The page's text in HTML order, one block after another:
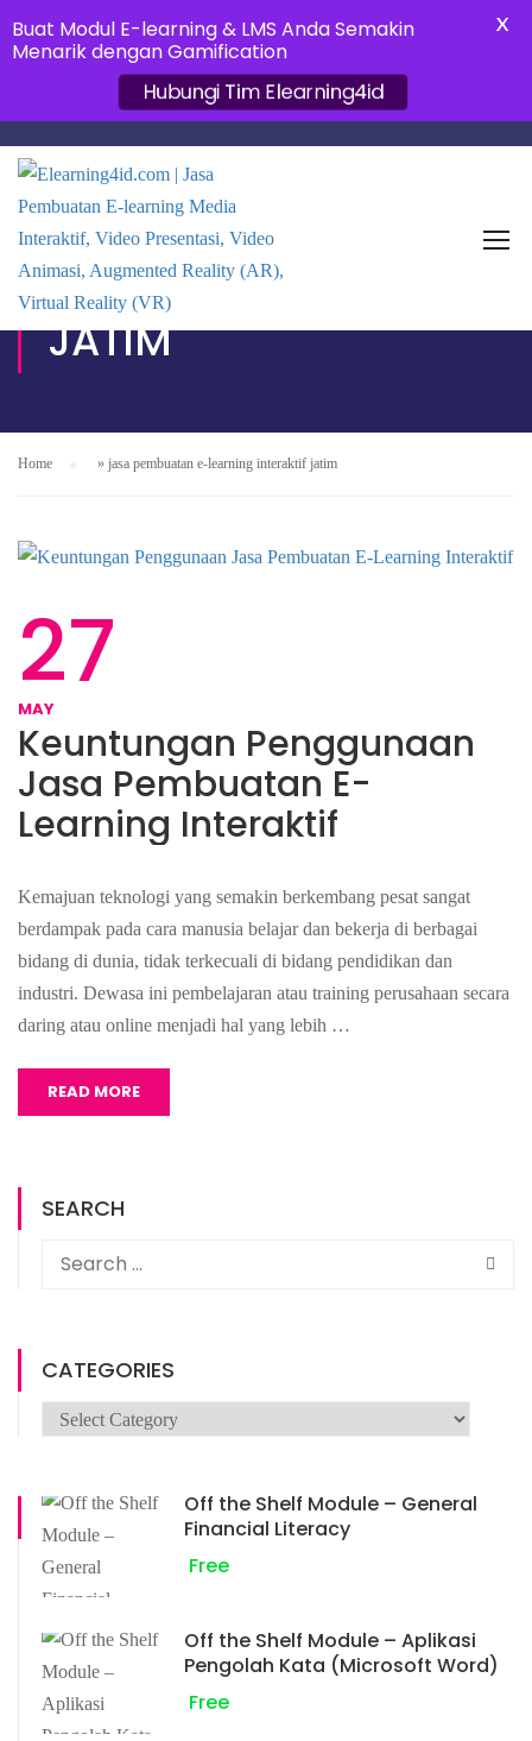
JASA PEMBUATAN E-
LEARNING INTERAKTIF
JATIM
Home » jasa pembuatan e-learning interaktif jatim
27
MAY
Keuntungan Penggunaan
Jasa Pembuatan E-
Learning Interaktif
Kemajuan teknologi yang semakin berkembang pesat sangat
berdampak pada cara manusia belajar dan bekerja di berbagai
bidang di dunia, tidak terkecuali di bidang pendidikan dan
industri. Dewasa ini pembelajaran atau training perusahaan secara
daring atau online menjadi hal yang lebih …
READ MORE
SEARCH
CATEGORIES
Off the Shelf Module – General
Financial Literacy
Free
Off the Shelf Module – Aplikasi
Pengolah Kata (Microsoft Word)
Free
Buat Modul E-learning & LMS Anda Semakin
Menarik dengan Gamification
Hubungi Tim Elearning4id
X